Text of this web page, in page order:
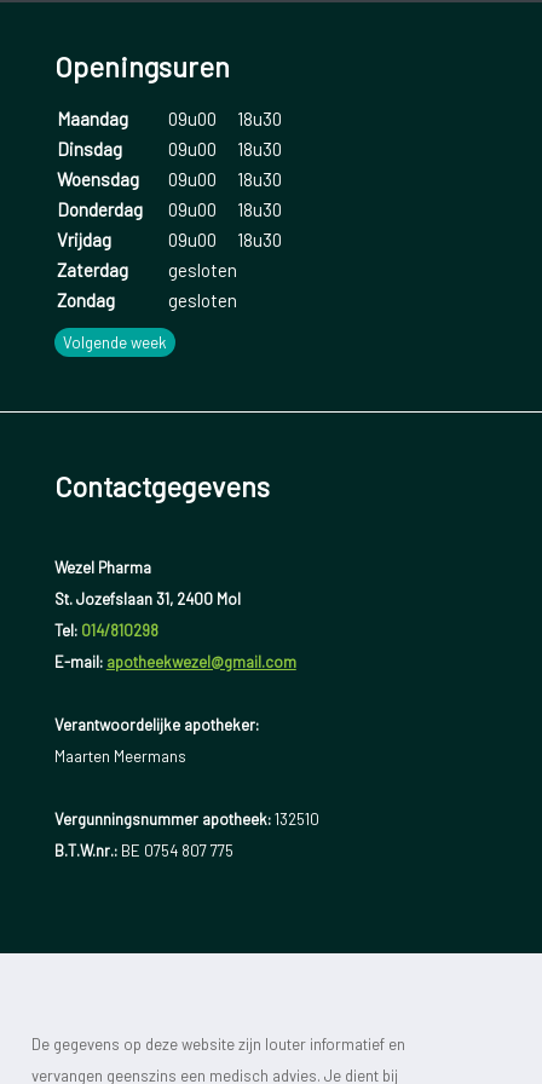
Openingsuren
Maandag 09u00
18u30
Dinsdag
09u00
18u30
Woensdag
09u00
18u30
Donderdag
09u00
18u30
Vrijdag
09u00
18u30
Zaterdag
gesloten
Zondag
gesloten
Volgende week
Contactgegevens
Wezel Pharma
St. Jozefslaan 31, 2400 Mol
Tel: 014/810298
E-mail: apotheekwezel@gmail.com
Verantwoordelijke apotheker:
Maarten Meermans
Vergunningsnummer apotheek:132510
B.T.W.nr.:BE 0754 807 775
De gegevens op deze website zijn louter informatief en
vervangen geenszins een medisch advies. Je dient bij